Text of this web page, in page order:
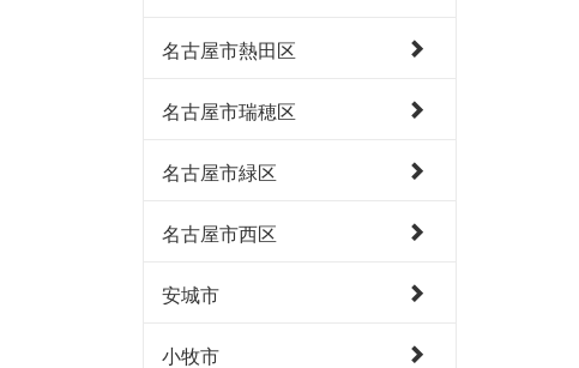
名古屋市熱田区
名古屋市瑞穂区
名古屋市緑区
名古屋市西区
安城市
小牧市